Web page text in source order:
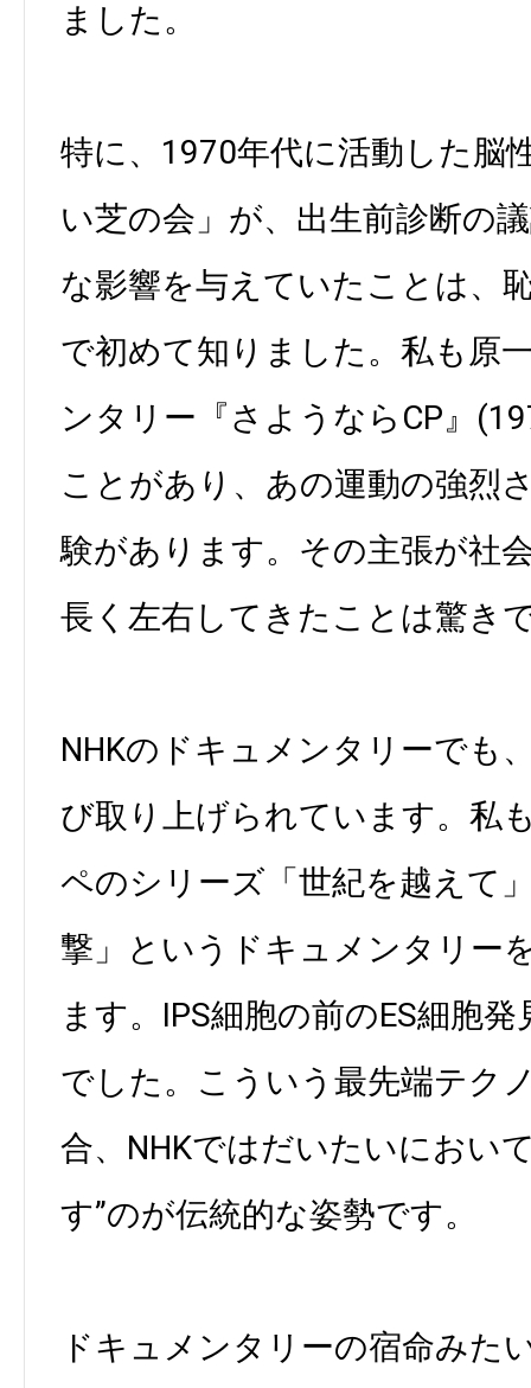
ました。
特に、1970年代に活動した脳
い芝の会」が、出生前診断の
な影響を与えていたことは、
で初めて知りました。私も原
ンタリー『さようならCP』
ことがあり、あの運動の強烈
験があります。その主張が社
長く左右してきたことは驚き
NHKのドキュメンタリーでも
び取り上げられています。私
ペのシリーズ「世紀を越えて
撃」というドキュメンタリー
ます。IPS細胞の前のES細胞
でした。こういう最先端テク
合、NHKではだいたいにおい
す”のが伝統的な姿勢です。
ドキュメンタリーの宿命みた